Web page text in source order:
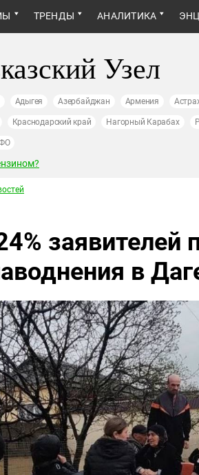
ТРЕНДЫ АНАЛИТИКА
Узел
Адыгея Азербайджан Армения
Краснодарский край Нагорный Карабах
заявителей
в